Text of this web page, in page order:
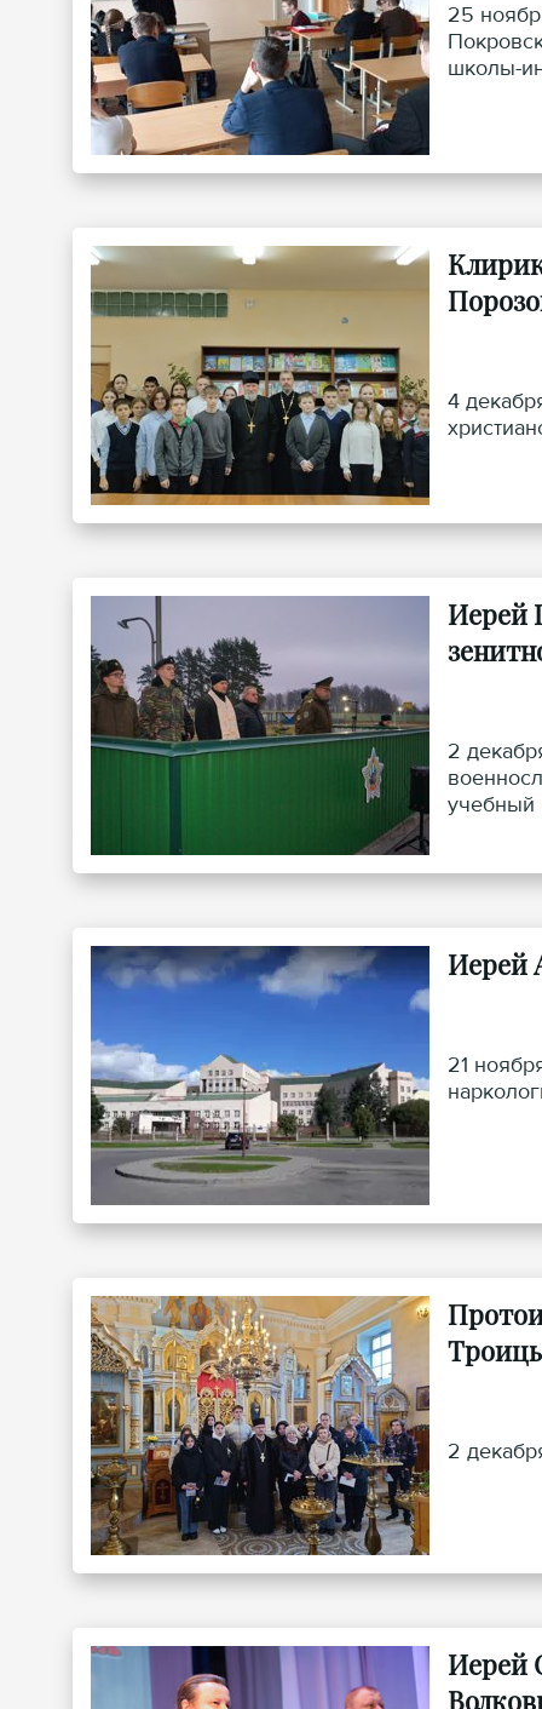
25
школы-
4
Иерей
2
учебный
Иерей
21
2
Иерей